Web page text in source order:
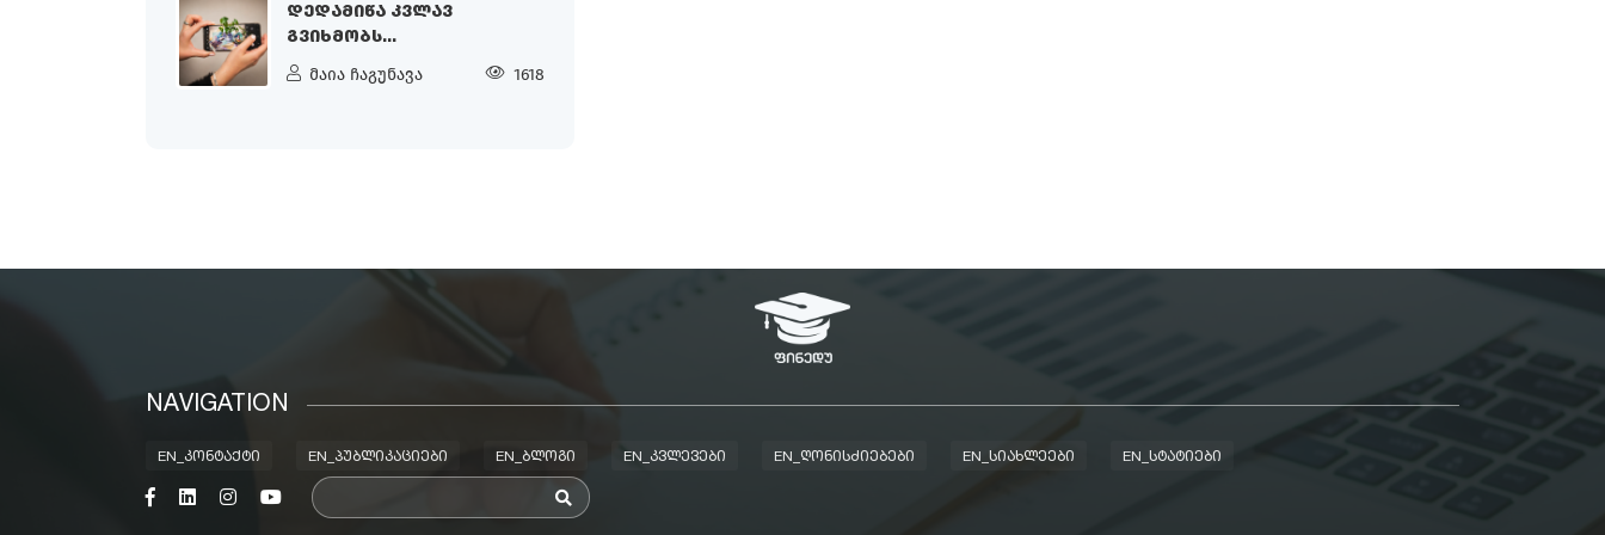
ᲓᲔᲓᲐᲛᲘᲬᲐ ᲙᲕᲚᲐᲕ
ᲒᲕᲘᲮᲛᲝᲑᲡ...
მაია ჩაგუნავა 1618
NAVIGATION
EN_ᲙᲝᲜᲢᲐᲥᲢᲘ EN_ᲞᲣᲑᲚᲘᲙᲐᲪᲘᲔᲑᲘ EN_ᲑᲚᲝᲒᲘ EN_ᲙᲕᲚᲔᲕᲔᲑᲘ EN_ᲦᲝᲜᲘᲡᲫᲘᲔᲑᲔᲑᲘ EN_ᲡᲘᲐᲮᲚᲔᲔᲑᲘ EN_ᲡᲢᲐᲢᲘᲔᲑᲘ